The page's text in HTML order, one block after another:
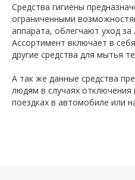
Средства гигиены
ограниченными
аппарата, облегчают уход
Ассортимент включает в
другие средства для мытья
А так же данные средства
людям в случаях
поездках в автомобиле или